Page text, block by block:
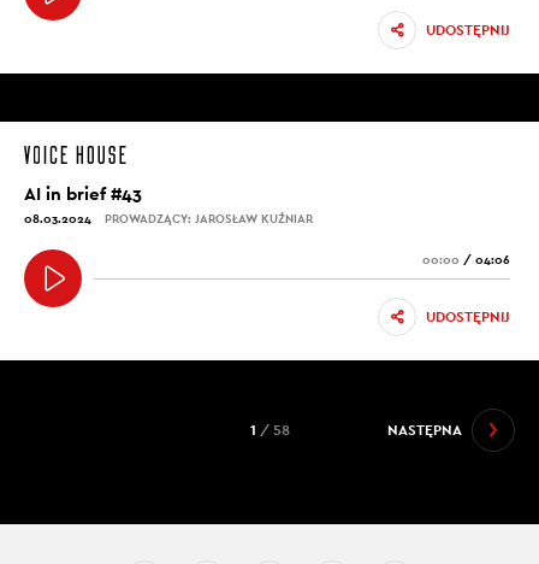
UDOSTĘPNIJ
AI in brief #43
08.03.2024 PROWADZĄCY: JAROSŁAW KUŹNIAR
00:00 / 04:06
UDOSTĘPNIJ
NASTĘPNA
1 / 58